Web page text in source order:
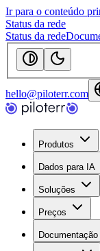
Ir para o conteúdo
Status da rede
Status da rede
hello@piloterr.com
Produtos
Dados para IA
Soluções
Preços
Documentação